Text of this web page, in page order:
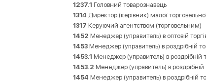
1237.1 Головний товарознавець
1314 Директор (керівник) малої
1317 Керуючий агентством (торговельним)
1452 Менеджер (управитель) в оптовій
1453 Менеджер (управитель) в роздрібній
1453.1 Менеджер (управитель) в роздрібній
1453.2 Менеджер (управитель) в
1454 Менеджер (управитель) в роздрібній